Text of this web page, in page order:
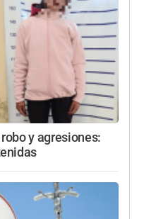
y agresiones: